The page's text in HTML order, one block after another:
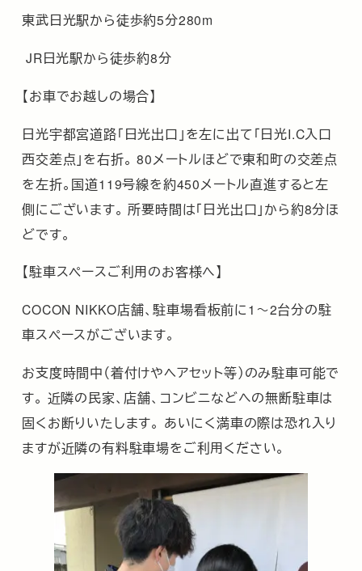
東武日光駅から徒歩約5分280m
JR日光駅から徒歩約8分
【お車でお越しの場合】
日光宇都宮道路「日光出口」を左に出て「日光I.C入口
西交差点」を右折。 80メートルほどで東和町の交差点
を左折。国道119号線を約450メートル直進すると左
側にございます。 所要時間は「日光出口」から約8分ほ
どです。
【駐車スペースご利用のお客様へ】
COCON NIKKO店舗、駐車場看板前に1～2台分の駐
車スペースがございます。
お支度時間中（着付けやヘアセット等）のみ駐車可能で
す。 近隣の民家、店舗、コンビニなどへの無断駐車は
固くお断りいたします。 あいにく満車の際は恐れ入り
ますが近隣の有料駐車場をご利用ください。